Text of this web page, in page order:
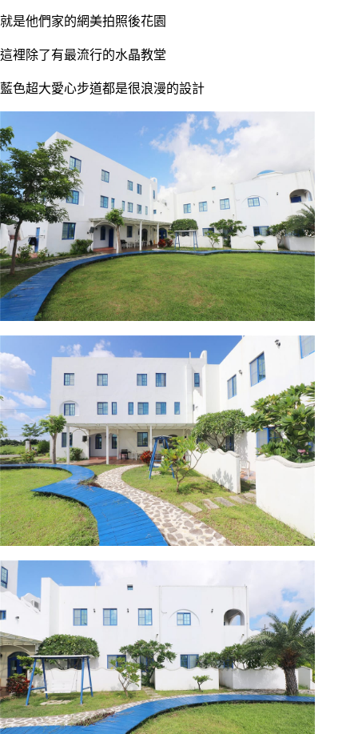
就是他們家的網美拍照後花園
這裡除了有最流行的水晶教堂
藍色超大愛心步道都是很浪漫的設計